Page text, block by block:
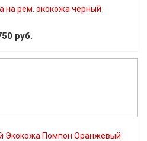
на рем. экокожа черный
руб.
Экокожа Помпон Оранжевый